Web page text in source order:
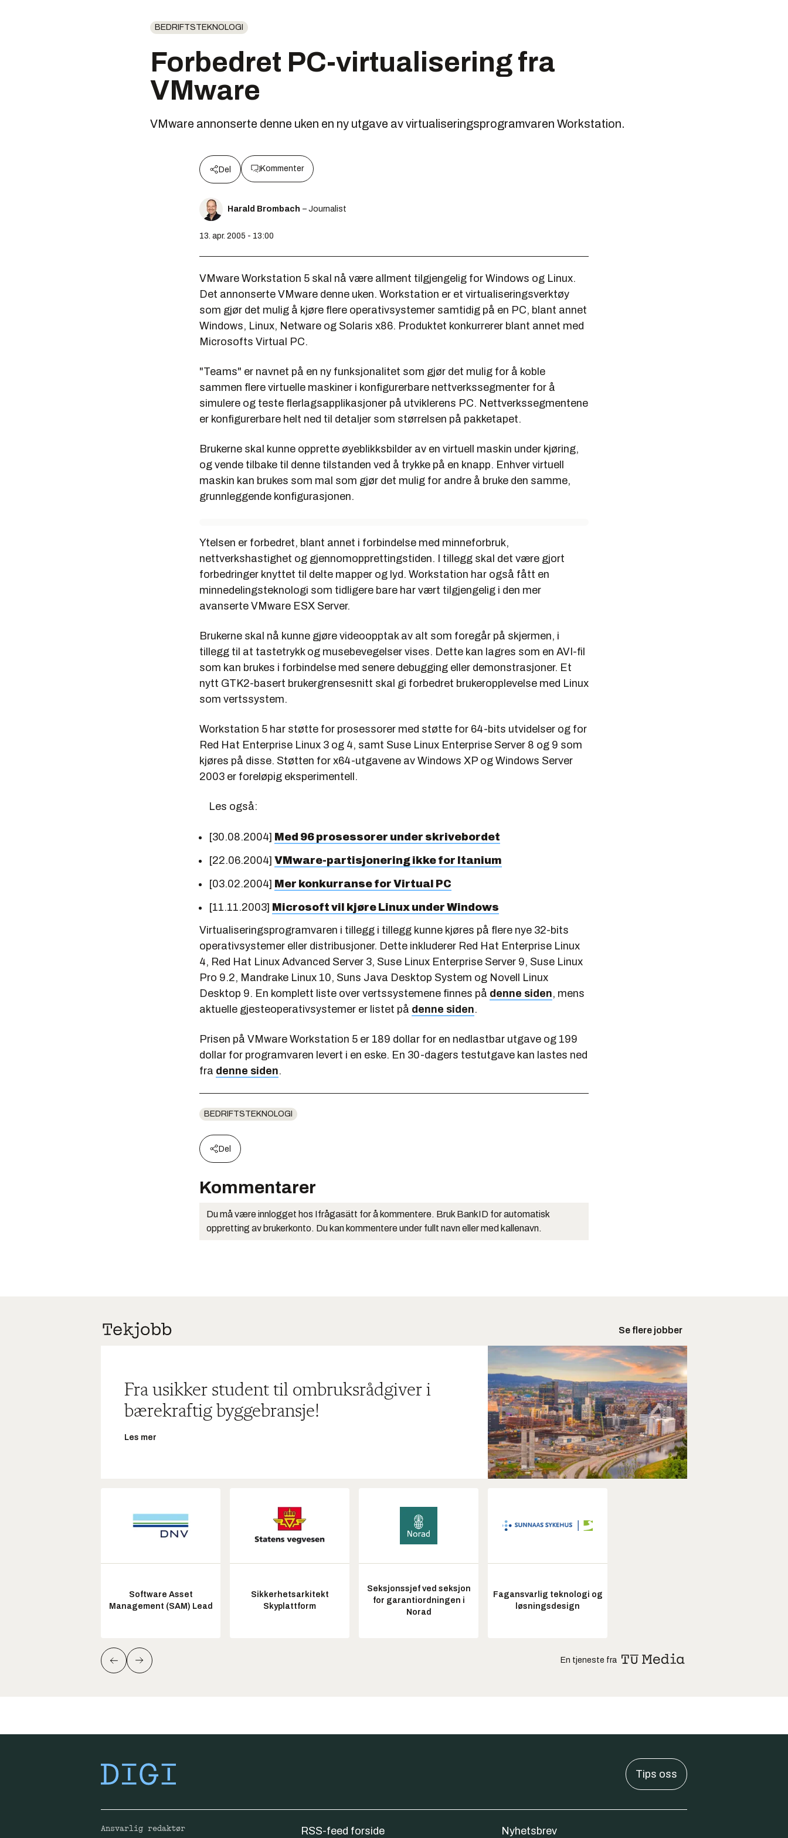
BEDRIFTSTEKNOLOGI
Forbedret PC-virtualisering fra
VMware
VMware annonserte denne uken en ny utgave av virtualiseringsprogramvaren Workstation.
Del Kommenter
Harald Brombach – Journalist
13. apr. 2005 - 13:00
VMware Workstation 5 skal nå være allment tilgjengelig for Windows og Linux.
Det annonserte VMware denne uken. Workstation er et virtualiseringsverktøy
som gjør det mulig å kjøre flere operativsystemer samtidig på en PC, blant annet
Windows, Linux, Netware og Solaris x86. Produktet konkurrerer blant annet med
Microsofts Virtual PC.
"Teams" er navnet på en ny funksjonalitet som gjør det mulig for å koble
sammen flere virtuelle maskiner i konfigurerbare nettverkssegmenter for å
simulere og teste flerlagsapplikasjoner på utviklerens PC. Nettverkssegmentene
er konfigurerbare helt ned til detaljer som størrelsen på pakketapet.
Brukerne skal kunne opprette øyeblikksbilder av en virtuell maskin under kjøring,
og vende tilbake til denne tilstanden ved å trykke på en knapp. Enhver virtuell
maskin kan brukes som mal som gjør det mulig for andre å bruke den samme,
grunnleggende konfigurasjonen.
Ytelsen er forbedret, blant annet i forbindelse med minneforbruk,
nettverkshastighet og gjennomopprettingstiden. I tillegg skal det være gjort
forbedringer knyttet til delte mapper og lyd. Workstation har også fått en
minnedelingsteknologi som tidligere bare har vært tilgjengelig i den mer
avanserte VMware ESX Server.
Brukerne skal nå kunne gjøre videoopptak av alt som foregår på skjermen, i
tillegg til at tastetrykk og musebevegelser vises. Dette kan lagres som en AVI-fil
som kan brukes i forbindelse med senere debugging eller demonstrasjoner. Et
nytt GTK2-basert brukergrensesnitt skal gi forbedret brukeropplevelse med Linux
som vertssystem.
Workstation 5 har støtte for prosessorer med støtte for 64-bits utvidelser og for
Red Hat Enterprise Linux 3 og 4, samt Suse Linux Enterprise Server 8 og 9 som
kjøres på disse. Støtten for x64-utgavene av Windows XP og Windows Server
2003 er foreløpig eksperimentell.
Les også:
[30.08.2004] Med 96 prosessorer under skrivebordet
[22.06.2004] VMware-partisjonering ikke for Itanium
[03.02.2004] Mer konkurranse for Virtual PC
[11.11.2003] Microsoft vil kjøre Linux under Windows
Virtualiseringsprogramvaren i tillegg i tillegg kunne kjøres på flere nye 32-bits
operativsystemer eller distribusjoner. Dette inkluderer Red Hat Enterprise Linux
4, Red Hat Linux Advanced Server 3, Suse Linux Enterprise Server 9, Suse Linux
Pro 9.2, Mandrake Linux 10, Suns Java Desktop System og Novell Linux
Desktop 9. En komplett liste over vertssystemene finnes på denne siden, mens
aktuelle gjesteoperativsystemer er listet på denne siden.
Prisen på VMware Workstation 5 er 189 dollar for en nedlastbar utgave og 199
dollar for programvaren levert i en eske. En 30-dagers testutgave kan lastes ned
fra denne siden.
BEDRIFTSTEKNOLOGI
Del
Kommentarer
Du må være innlogget hos Ifrågasätt for å kommentere. Bruk BankID for automatisk
oppretting av brukerkonto. Du kan kommentere under fullt navn eller med kallenavn.
Se flere jobber
Fra usikker student til ombruksrådgiver i
bærekraftig byggebransje!
Les mer
Software Asset
Management (SAM) Lead
Sikkerhetsarkitekt
Skyplattform
Seksjonssjef ved seksjon
for garantiordningen i
Norad
Fagansvarlig teknologi og
løsningsdesign
En tjeneste fra
Tips oss
Ansvarlig redaktør RSS-feed forside Nyhetsbrev